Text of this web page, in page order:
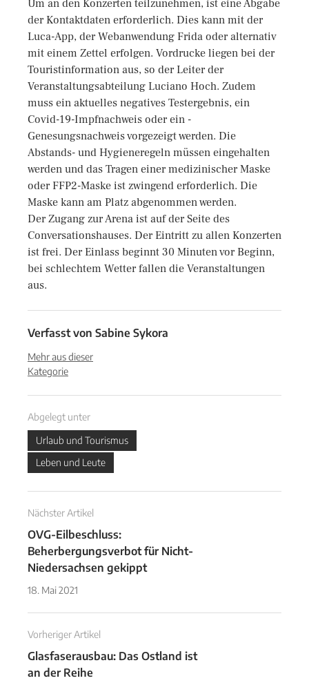
Um an den Konzerten teilzunehmen, ist eine Abgabe
der Kontaktdaten erforderlich. Dies kann mit der
Luca-App, der Webanwendung Frida oder alternativ
mit einem Zettel erfolgen. Vordrucke liegen bei der
Touristinformation aus, so der Leiter der
Veranstaltungsabteilung Luciano Hoch. Zudem
muss ein aktuelles negatives Testergebnis, ein
Covid-19-Impfnachweis oder ein -
Genesungsnachweis vorgezeigt werden. Die
Abstands- und Hygieneregeln müssen eingehalten
werden und das Tragen einer medizinischer Maske
oder FFP2-Maske ist zwingend erforderlich. Die
Maske kann am Platz abgenommen werden.
Der Zugang zur Arena ist auf der Seite des
Conversationshauses. Der Eintritt zu allen Konzerten
ist frei. Der Einlass beginnt 30 Minuten vor Beginn,
bei schlechtem Wetter fallen die Veranstaltungen
aus.
Verfasst von Sabine Sykora
Mehr aus dieser
Kategorie
Abgelegt unter
Urlaub und Tourismus
Leben und Leute
Nächster Artikel
OVG-Eilbeschluss:
Beherbergungsverbot für Nicht-
Niedersachsen gekippt
18. Mai 2021
Vorheriger Artikel
Glasfaserausbau: Das Ostland ist
an der Reihe